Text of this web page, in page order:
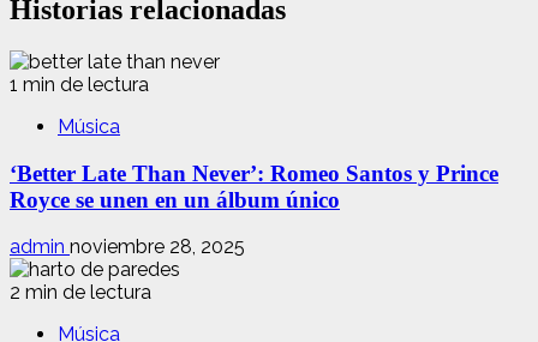
Historias relacionadas
1 min de lectura
Música
‘Better Late Than Never’: Romeo Santos y Prince
Royce se unen en un álbum único
admin noviembre 28, 2025
2 min de lectura
Música